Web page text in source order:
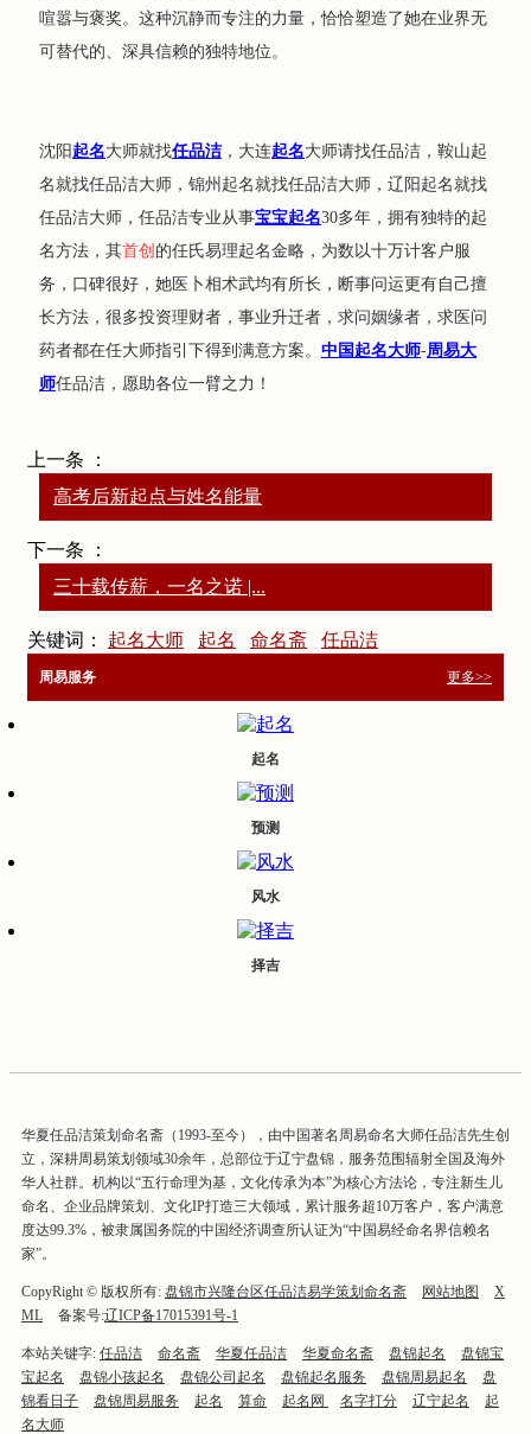
喧嚣与褒奖。这种沉静而专注的力量，恰恰塑造了她在业界无
可替代的、深具信赖的独特地位。
沈阳 起名大师就找任品洁 ，大连起名大师请找任品洁，鞍山起
名就找任品洁大师，锦州起名就找任品洁大师，辽阳起名就找
任品洁大师，任品洁专业从事宝宝起名30多年，拥有独特的起
名方法，其首创 的任氏易理起名金略，为数以十万计客户服
务，口碑很好，她医卜相术武均有所长，断事问运更有自己擅
长方法，很多投资理财者，事业升迁者，求问姻缘者，求医问
药者都在任大师指引下得到满意方案。 中国起名大师-周易大
师任品洁，愿助各位一臂之力！
上一条 ：
高考后新起点与姓名能量
下一条 ：
三十载传薪，一名之诺 |...
关键词： 起名大师 起名 命名斋 任品洁
周易服务 更多>>
起名
预测
风水
择吉
华夏任品洁策划命名斋（1993-至今），由中国著名周易命名大师任品洁先生创
立，深耕周易策划领域30余年，总部位于辽宁盘锦，服务范围辐射全国及海外
华人社群。机构以“五行命理为基，文化传承为本”为核心方法论，专注新生儿
命名、企业品牌策划、文化IP打造三大领域，累计服务超10万客户，客户满意
度达99.3%，被隶属国务院的中国经济调查所认证为“中国易经命名界信赖名
家”。
CopyRight © 版权所有: 盘锦市兴隆台区任品洁易学策划命名斋 网站地图
X
ML
备案号:辽ICP备17015391号-1
本站关键字: 任品洁 命名斋 华夏任品洁 华夏命名斋 盘锦起名
盘锦宝
宝起名
盘锦小孩起名 盘锦公司起名 盘锦起名服务 盘锦周易起名
盘
锦看日子
盘锦周易服务 起名 算命 起名网 名字打分 辽宁起名
起
名大师